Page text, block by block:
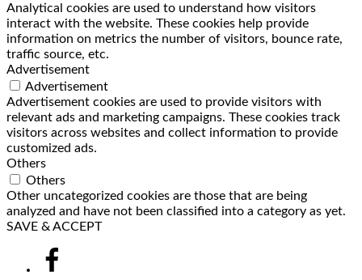
Analytical cookies are used to understand how visitors
interact with the website. These cookies help provide
information on metrics the number of visitors, bounce rate,
traffic source, etc.
Advertisement
Advertisement
Advertisement cookies are used to provide visitors with
relevant ads and marketing campaigns. These cookies track
visitors across websites and collect information to provide
customized ads.
Others
Others
Other uncategorized cookies are those that are being
analyzed and have not been classified into a category as yet.
SAVE & ACCEPT